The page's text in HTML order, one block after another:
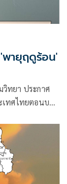
ายุฤดูร้อน'
ทยา ประกาศ
เทศไทยตอนบน